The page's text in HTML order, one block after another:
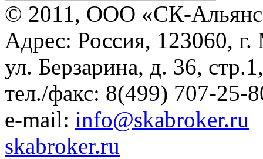
© 2011, ООО «СК-
Адрес: Россия, 123060, г.
ул. Берзарина, д. 36,
тел./факс: 8(499) 707-25-
e-mail: info@skabroker.ru
skabroker.ru